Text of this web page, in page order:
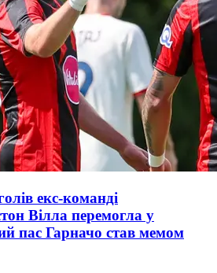
екс-команді
Вілла перемогла у
пас Гарначо став мемом